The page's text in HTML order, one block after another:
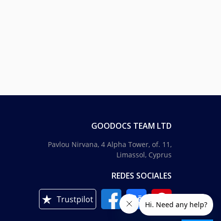
GOODOCS TEAM LTD
Pavlou Nirvana, 4 Alpha Tower, of. 11,
Limassol, Cyprus
REDES SOCIALES
Trustpilot